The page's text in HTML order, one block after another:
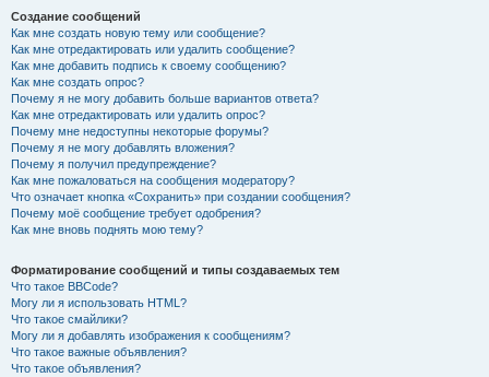
Создание сообщений
Как мне создать новую тему или сообщение?
Как мне отредактировать или удалить сообщение?
Как мне добавить подпись к своему сообщению?
Как мне создать опрос?
Почему я не могу добавить больше вариантов ответа?
Как мне отредактировать или удалить опрос?
Почему мне недоступны некоторые форумы?
Почему я не могу добавлять вложения?
Почему я получил предупреждение?
Как мне пожаловаться на сообщения модератору?
Что означает кнопка «Сохранить» при создании сообщения?
Почему моё сообщение требует одобрения?
Как мне вновь поднять мою тему?
Форматирование сообщений и типы создаваемых тем
Что такое BBCode?
Могу ли я использовать HTML?
Что такое смайлики?
Могу ли я добавлять изображения к сообщениям?
Что такое важные объявления?
Что такое объявления?